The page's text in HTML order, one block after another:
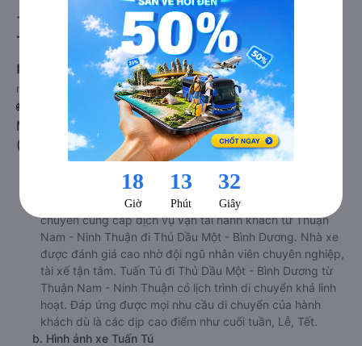
- Bình Dương từ Thuận Nam - Ninh
Thuận chất lượng cao, uy tín, giá rẻ
nhất 08/2026
null
🚌 1. Xe Tuấn Tú khởi hành tại 248 Lê Duẩn, Phước
Mỹ, Phan Rang-Tháp Chàm, Ninh Thuận, Vietnam
(Văn Phòng Phan Rang)
a. Giới thiệu xe Tuấn Tú
Nhà xe Tuấn Tú là một trong những nhà xe hàng đầu
chuyên cung cấp dịch vụ vận tải hành khách từ Thuận
Nam - Ninh Thuận đi Thủ Dầu Một - Bình Dương. Nhà xe
được đánh giá cao nhờ đội ngũ nhân viên chuyên nghiệp,
tài xế tận tâm. Tuấn Tú đi Thủ Dầu Một - Bình Dương từ
Thuận Nam - Ninh Thuận có lịch trình di chuyển khá linh
hoạt. Đáp ứng được mọi nhu cầu di chuyển của hành
khách dù là các dịp cao điểm như cuối tuần, Lễ, Tết.
b. Hình ảnh xe Tuấn Tú